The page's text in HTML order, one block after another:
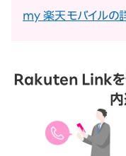
my 楽天モバイルの
Rakuten Linkを